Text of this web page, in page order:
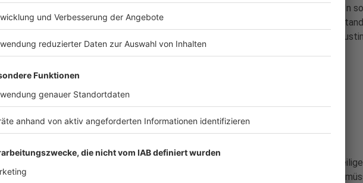
danach plötzlich, dass Pool, Sauna und Spa geschlossen bleiben. In
Kunden unbedingt darauf reagieren, sofern sie damit nicht
Rückmeldung auf die Änderung gilt ansonsten als schweigende
Wie können sich Individualreisende absichern?
Anzeige
Für Individualreisende, die auf eigene Faust Verträge mit den
Fluggesellschaften) abschließen, ist die Sachlage komplexer. Sie